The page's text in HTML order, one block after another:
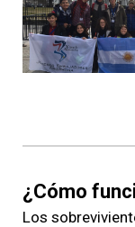
¿Cómo
Los